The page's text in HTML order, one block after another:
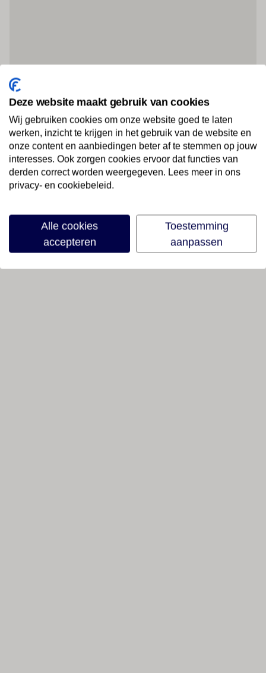
Deze website maakt gebruik van cookies
Wij gebruiken cookies om onze website goed te laten
werken, inzicht te krijgen in het gebruik van de website en
onze content en aanbiedingen beter af te stemmen op jouw
interesses. Ook zorgen cookies ervoor dat functies van
derden correct worden weergegeven. Lees meer in ons
privacy- en cookiebeleid.
Alle cookies
accepteren
Toestemming
aanpassen